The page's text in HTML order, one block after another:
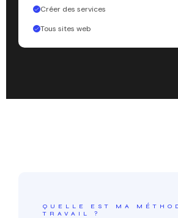
Créer des services
Tous sites web
QUELLE EST MA
TRAVAIL ?